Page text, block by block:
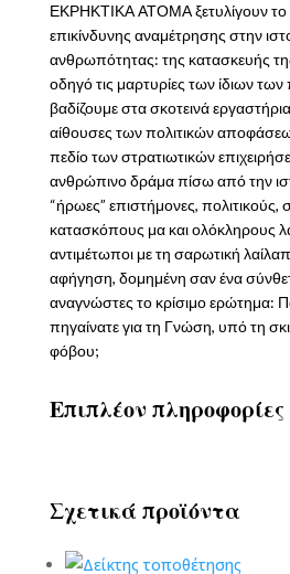
ΕΚΡΗΚΤΙΚΑ ΑΤΟΜΑ ξετυλίγουν το
επικίνδυνης αναμέτρησης στην
ανθρωπότητας: της κατασκευής
οδηγό τις μαρτυρίες των ίδιων
βαδίζουμε στα σκοτεινά εργαστήρια
αίθουσες των πολιτικών
πεδίο των στρατιωτικών
ανθρώπινο δράμα πίσω από την
“ήρωες” επιστήμονες, πολιτικούς,
κατασκόπους μα και ολόκληρους
αντιμέτωποι με τη σαρωτική
αφήγηση, δομημένη σαν ένα
αναγνώστες το κρίσιμο ερώτημα:
πηγαίνατε για τη Γνώση, υπό τη
φόβου;
Επιπλέον πληροφορίες
Σχετικά προϊόντα